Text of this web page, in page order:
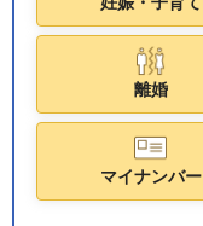
離婚
マイナンバー